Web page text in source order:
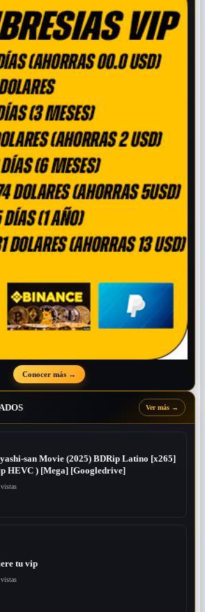
Conocer más →
Ver más →
san Movie (2025) BDRip Latino [x265]
HEVC ) [Mega] [Googledrive]
tu vip